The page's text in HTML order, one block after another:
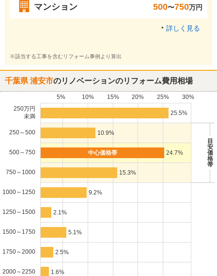
マンション 500〜750万円
詳しく見る
※該当する工事を含むリフォーム事例より算出
千葉県 浦安市のリノベーションのリフォーム費用相場
5% 10% 15% 20% 25%
30%
250万円
未満
25.5%
250～500
10.9%
目
安
価
格
帯
500～750 24.7%
750～1000 15.3%
1000～1250 9.2%
1250～1500 2.1%
1500～1750 5.1%
1750～2000 2.5%
2000～2250 1.6%